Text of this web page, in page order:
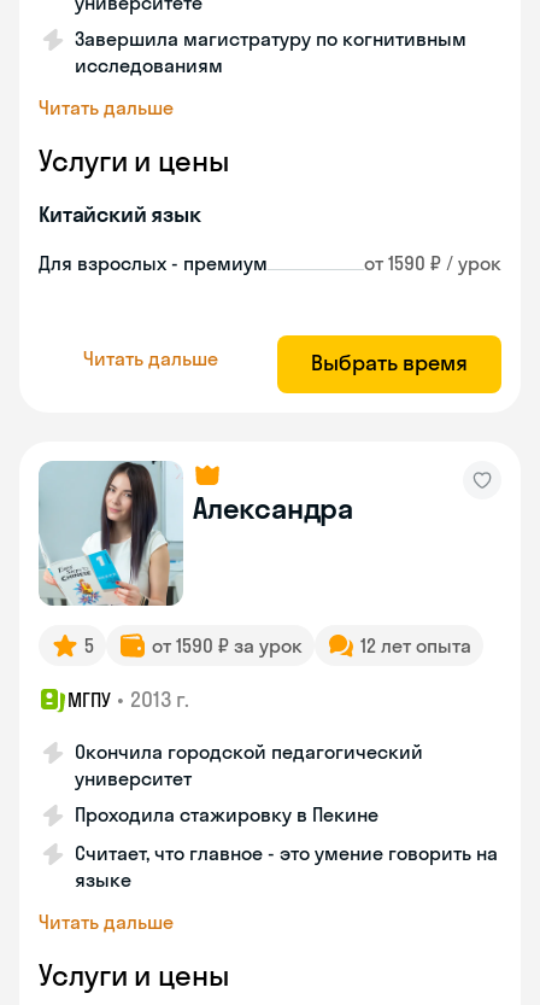
Завершила магистратуру по когнитивным
исследованиям
Читать дальше
Услуги и цены
Китайский язык
Для взрослых - премиум от 1590 ₽ / урок
Читать дальше Выбрать время
Александра
5 от 1590 ₽ за урок 12 лет опыта
МГПУ • 2013 г.
Окончила городской педагогический
университет
Проходила стажировку в Пекине
Считает, что главное - это умение говорить на
языке
Читать дальше
Услуги и цены